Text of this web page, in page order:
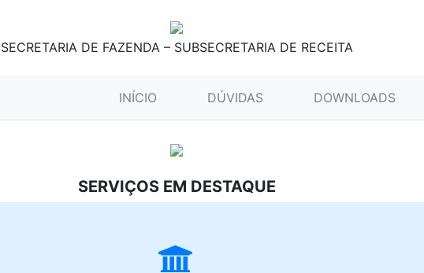
SECRETARIA DE FAZENDA – SUBSECRETARIA DE RECEITA
INÍCIO (CURRENT)DÚVIDAS DOWNLOADS
SERVIÇOS EM DESTAQUE